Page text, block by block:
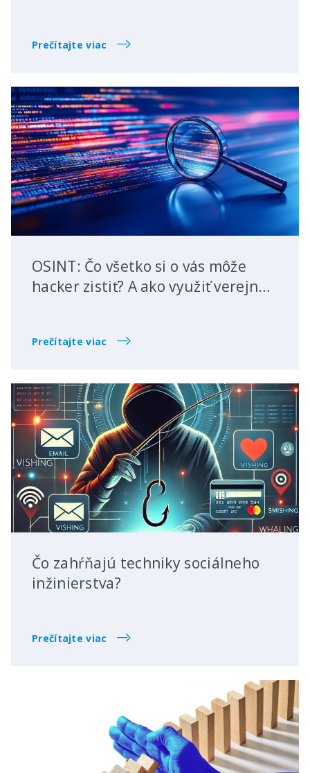
Prečítajte viac
OSINT: Čo všetko si o vás môže
hacker zistiť? A ako využiť verejné
Prečítajte viac
Čo zahŕňajú techniky sociálneho
inžinierstva?
Prečítajte viac